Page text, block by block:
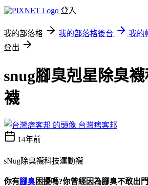
登入
我的部落格 我的部落格後台
我的
登出
snug腳臭剋星除臭
襪
台灣痞客邦
14年前
sNug除臭襪科技運動襪
你有腳臭困擾嗎?你曾經因為腳臭不敢出門